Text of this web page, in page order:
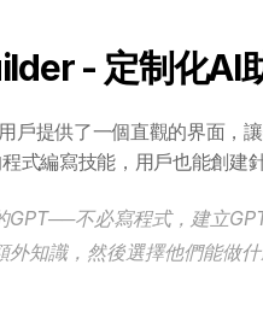
- 定制化AI
戶提供了一個直觀的界面，
式編寫技能，用戶也能創建
GPT──不必寫程式，建立
外知識，然後選擇他們能做